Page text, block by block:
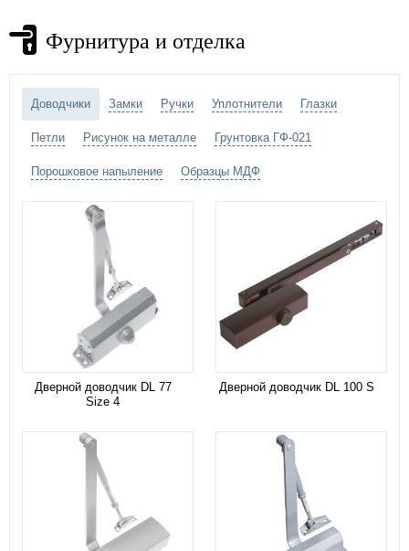
отбойная пластина из
нержавеющей стали
Фурнитура и отделка
Доводчики Замки Ручки Уплотнители Глазки
Петли Рисунок на металле Грунтовка ГФ-021
Порошковое напыление Образцы МДФ
Дверной доводчик DL 77
Size 4
Дверной доводчик DL 100 S